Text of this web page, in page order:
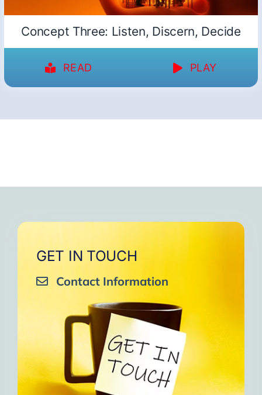
Concept Three: Listen, Discern, Decide
READ PLAY
GET IN TOUCH
Contact Information